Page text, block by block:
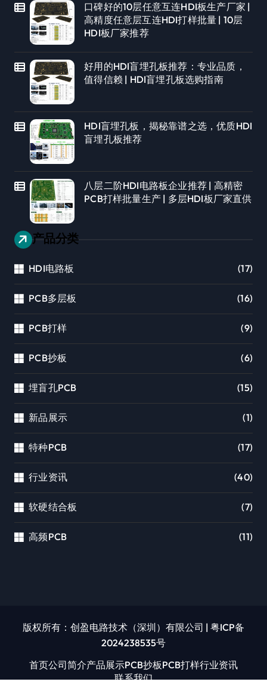
口碑好的10层任意互连HDI板生产厂家 |
高精度任意层互连HDI打样批量 | 10层
HDI板厂家推荐
好用的HDI盲埋孔板推荐：专业品质，
值得信赖 | HDI盲埋孔板选购指南
HDI盲埋孔板，揭秘靠谱之选，优质HDI
盲埋孔板推荐
八层二阶HDI电路板企业推荐 | 高精密
PCB打样批量生产 | 多层HDI板厂家直供
产品分类
HDI电路板 (17)
PCB多层板 (16)
PCB打样 (9)
PCB抄板 (6)
埋盲孔PCB (15)
新品展示 (1)
特种PCB (17)
行业资讯 (40)
软硬结合板 (7)
高频PCB (11)
版权所有：创盈电路技术（深圳）有限公司 | 粤ICP备
2024238535号
首页公司简介产品展示PCB抄板PCB打样行业资讯
联系我们